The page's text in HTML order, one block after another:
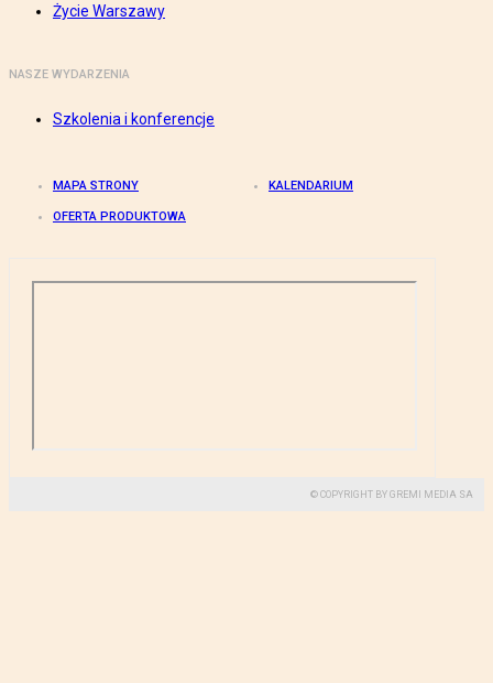
Życie Warszawy
NASZE WYDARZENIA
Szkolenia i konferencje
MAPA STRONY KALENDARIUM
OFERTA PRODUKTOWA
© COPYRIGHT BY GREMI MEDIA SA